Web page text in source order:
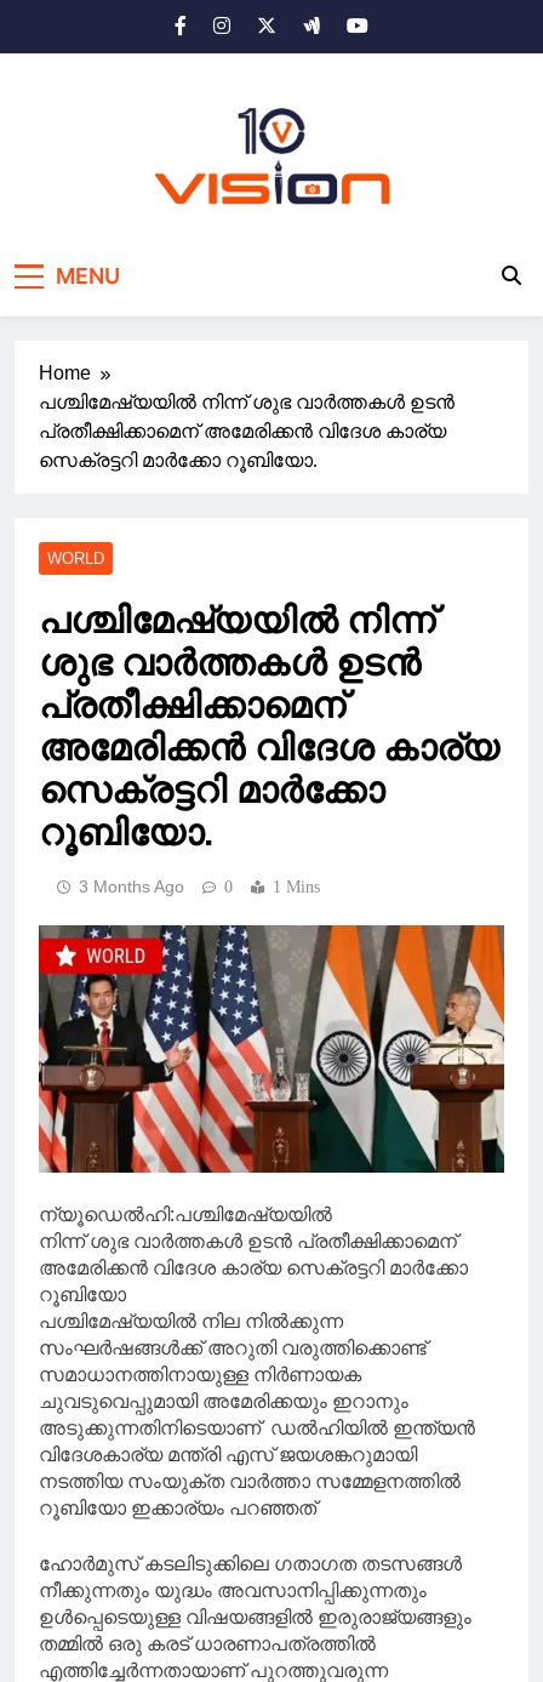
MENU
Home
പശ്ചിമേഷ്യയിൽ നിന്ന് ശുഭ വാർത്തകൾ ഉടൻ
പ്രതീക്ഷിക്കാമെന് അമേരിക്കൻ വിദേശ കാര്യ
സെക്രട്ടറി മാർക്കോ റൂബിയോ.
WORLD
പശ്ചിമേഷ്യയിൽ നിന്ന്
ശുഭ വാർത്തകൾ ഉടൻ
പ്രതീക്ഷിക്കാമെന്
അമേരിക്കൻ വിദേശ കാര്യ
സെക്രട്ടറി മാർക്കോ
റൂബിയോ.
3 Months Ago 0 1 Mins
ന്യൂഡെൽഹി:പശ്ചിമേഷ്യയിൽ
നിന്ന് ശുഭ വാർത്തകൾ ഉടൻ പ്രതീക്ഷിക്കാമെന്
അമേരിക്കൻ വിദേശ കാര്യ സെക്രട്ടറി മാർക്കോ
റൂബിയോ
പശ്ചിമേഷ്യയിൽ നില നിൽക്കുന്ന
സംഘർഷങ്ങൾക്ക് അറുതി വരുത്തിക്കൊണ്ട്
സമാധാനത്തിനായുള്ള നിർണായക
ചുവടുവെപ്പുമായി അമേരിക്കയും ഇറാനും
അടുക്കുന്നതിനിടെയാണ് ഡൽഹിയിൽ ഇന്ത്യൻ
വിദേശകാര്യ മന്ത്രി എസ് ജയശങ്കറുമായി
നടത്തിയ സംയുക്ത വാർത്താ സമ്മേളനത്തിൽ
റൂബിയോ ഇക്കാര്യം പറഞ്ഞത്
ഹോർമുസ് കടലിടുക്കിലെ ഗതാഗത തടസങ്ങൾ
നീക്കുന്നതും യുദ്ധം അവസാനിപ്പിക്കുന്നതും
ഉൾപ്പെടെയുള്ള വിഷയങ്ങളിൽ ഇരുരാജ്യങ്ങളും
തമ്മിൽ ഒരു കരട് ധാരണാപത്രത്തിൽ
എത്തിച്ചേർന്നതായാണ് പുറത്തുവരുന്ന